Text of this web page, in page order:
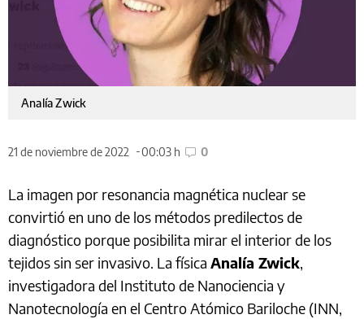
Analía Zwick
21 de noviembre de 2022 00:03 h 0
La imagen por resonancia magnética nuclear se
convirtió en uno de los métodos predilectos de
diagnóstico porque posibilita mirar el interior de los
tejidos sin ser invasivo. La física Analía Zwick,
investigadora del Instituto de Nanociencia y
Nanotecnología en el Centro Atómico Bariloche (INN,